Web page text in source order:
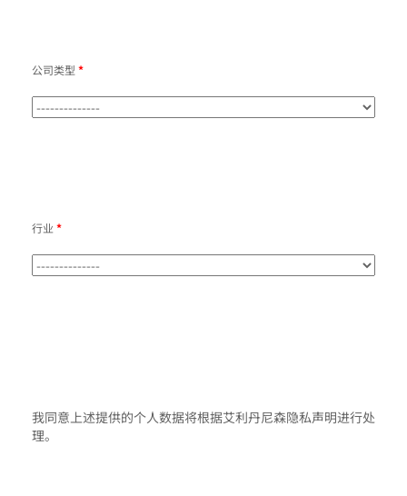
公司类型 *
行业 *
我同意上述提供的个人数据将根据艾利丹尼森隐私声明进行处
理。